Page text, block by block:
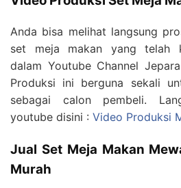
Anda bisa melihat langsung
set meja makan yang telah
dalam Youtube Channel
Produksi ini berguna sekali
sebagai calon pembeli.
youtube disini : Video Produksi
Jual Set Meja Makan
Murah